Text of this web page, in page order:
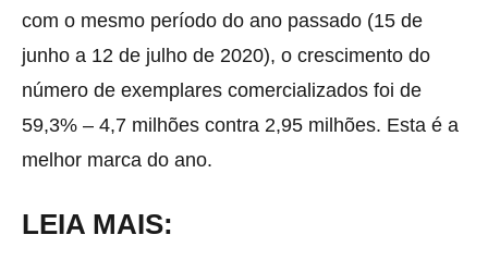
com o mesmo período do ano passado (15 de
junho a 12 de julho de 2020), o crescimento do
número de exemplares comercializados foi de
59,3% – 4,7 milhões contra 2,95 milhões. Esta é a
melhor marca do ano.
LEIA MAIS: